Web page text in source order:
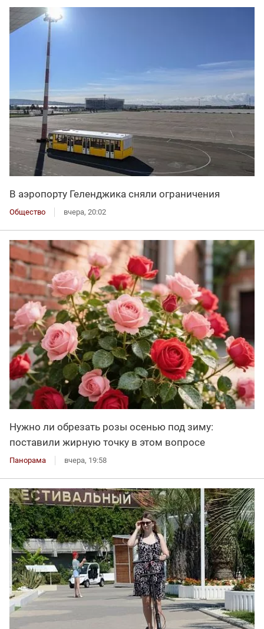
В аэропорту Геленджика сняли ограничения
Общество вчера, 20:02
Нужно ли обрезать розы осенью под зиму:
поставили жирную точку в этом вопросе
Панорама вчера, 19:58